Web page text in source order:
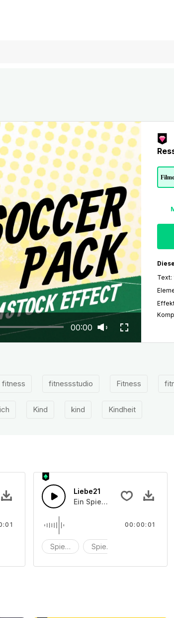
00:00
Text:
fitness fitnessstudio Fitness
Kind kind Kindheit
Soundeffekt
Liebe21
Ein Spielzeugkasten-
Spielzeug Spielzeugbox
00:00:01